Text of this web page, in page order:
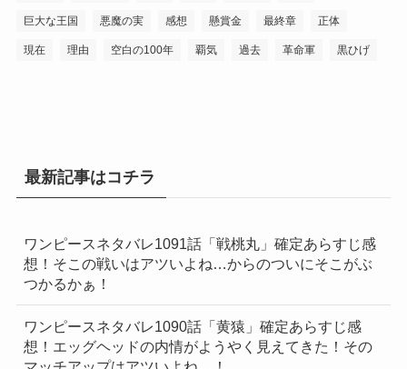
巨大な王国 悪魔の実 感想 懸賞金 最終章 正体
現在 理由 空白の100年 覇気 過去 革命軍 黒ひげ
最新記事はコチラ
ワンピースネタバレ1091話「戦桃丸」確定あらすじ感
想！そこの戦いはアツいよね…からのついにそこがぶ
つかるかぁ！
ワンピースネタバレ1090話「黄猿」確定あらすじ感
想！エッグヘッドの内情がようやく見えてきた！その